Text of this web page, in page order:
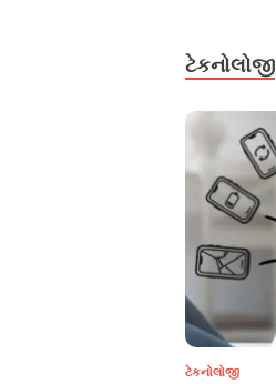
ટેકનોલોજી
ટેકનોલોજી